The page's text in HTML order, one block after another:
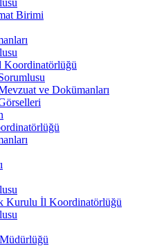
Birimi
Koordinatörlüğü
ve Dokümanları
Kurulu İl Koordinatörlüğü